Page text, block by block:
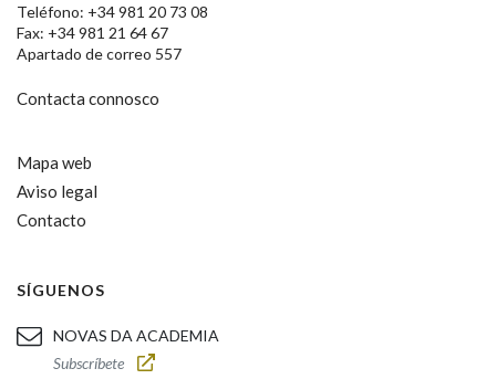
Teléfono: +34 981 20 73 08
Fax: +34 981 21 64 67
Apartado de correo 557
Contacta connosco
Mapa web
Aviso legal
Contacto
SÍGUENOS
NOVAS DA ACADEMIA
Subscríbete